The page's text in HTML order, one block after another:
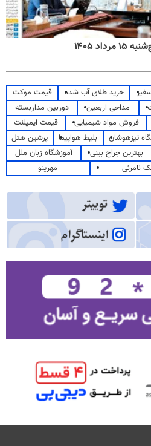
۱۴۰۵
خرید طلای آب شده
قیمت موکت
مداحی اربعین
دوربین مداربسته
فروش مواد شیمیایی
قیمت ایمپلنت
تیزهوشان بلیط هواپیما
پرشین هتل
بهترین جراح بینی
آموزشگاه زبان ملل
نامرئی
مهرینو